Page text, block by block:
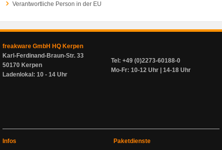
Verantwortliche Person in der EU
freakware GmbH HQ Kerpen
Karl-Ferdinand-Braun-Str. 33
50170 Kerpen
Ladenlokal: 10 - 14 Uhr
Tel: +49 (0)2273-60188-0
Mo-Fr: 10-12 Uhr | 14-18 Uhr
Infos
Paketdienste